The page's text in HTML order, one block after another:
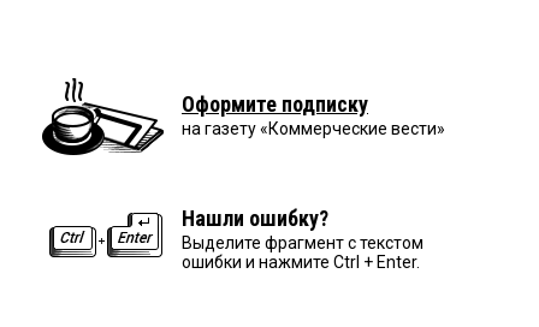
Оформите подписку
на газету «Коммерческие вести»
Нашли ошибку?
Выделите фрагмент с текстом
ошибки и нажмите Ctrl + Enter.